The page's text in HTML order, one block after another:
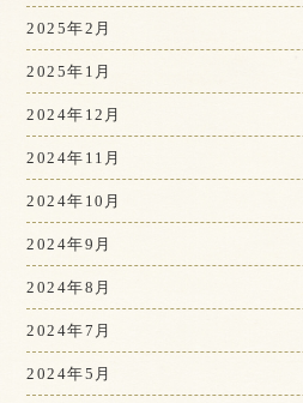
2025年2月
2025年1月
2024年12月
2024年11月
2024年10月
2024年9月
2024年8月
2024年7月
2024年5月